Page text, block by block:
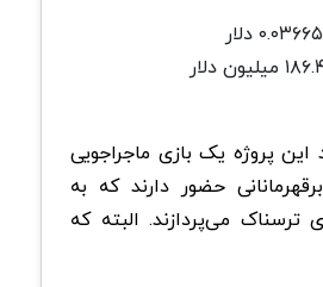
پروژه یک بازی ماجراجویی
حضور دارند که به
ترسناک می‌پردازند. البته که